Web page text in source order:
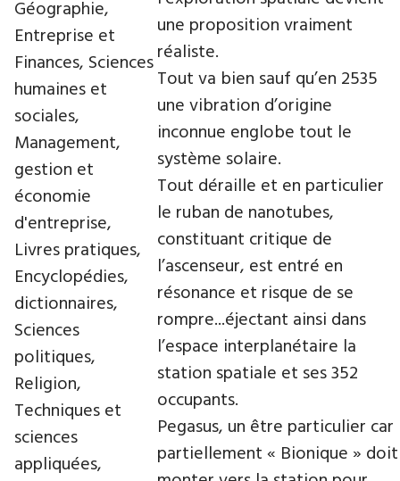
une proposition vraiment
réaliste.
Tout va bien sauf qu’en 2535
une vibration d’origine
inconnue englobe tout le
système solaire.
Tout déraille et en particulier
le ruban de nanotubes,
constituant critique de
l’ascenseur, est entré en
résonance et risque de se
rompre...éjectant ainsi dans
l’espace interplanétaire la
station spatiale et ses 352
occupants.
Pegasus, un être particulier car
partiellement « Bionique » doit
Géographie,
Entreprise et
Finances, Sciences
humaines et
sociales,
Management,
gestion et
économie
d'entreprise,
Livres pratiques,
Encyclopédies,
dictionnaires,
Sciences
politiques,
Religion,
Techniques et
sciences
appliquées,